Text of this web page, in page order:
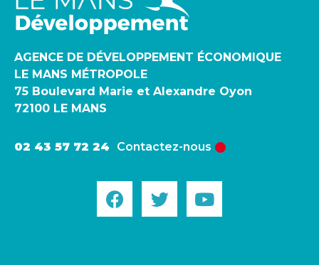
AGENCE DE DÉVELOPPEMENT ÉCONOMIQUE
LE MANS MÉTROPOLE
75 Boulevard Marie et Alexandre Oyon
72100 LE MANS
02 43 57 72 24 Contactez-nous